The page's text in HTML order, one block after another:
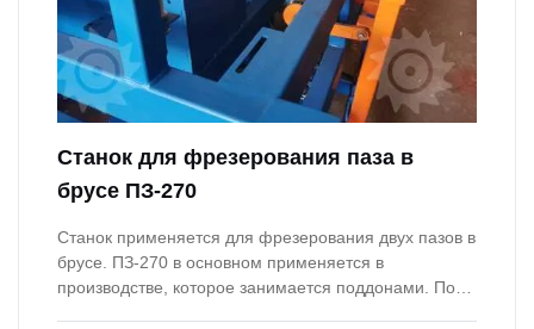
Станок для фрезерования паза в
брусе ПЗ-270
Станок применяется для фрезерования двух пазов в
брусе. ПЗ-270 в основном применяется в
производстве, которое занимается поддонами. Под